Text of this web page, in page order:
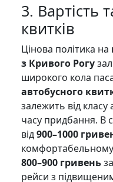
3. Вартість
квитків
Цінова політика на
з Кривого Рогу
широкого кола
автобусного
залежить від класу
часу придбання. В
від900–1000
комфортабельному
800–900 гривень
рейси з